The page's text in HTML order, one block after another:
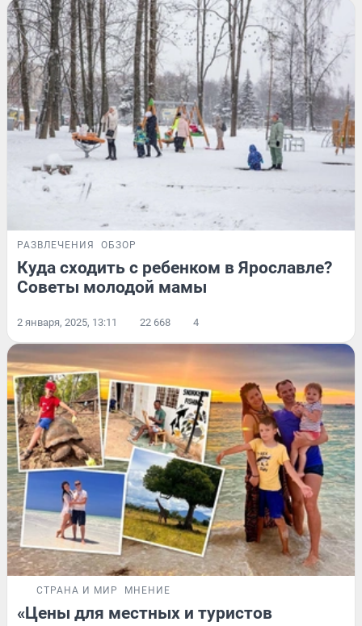
РАЗВЛЕЧЕНИЯ ОБЗОР
Куда сходить с ребенком в Ярославле?
Советы молодой мамы
2 января, 2025, 13:11 22 668 4
СТРАНА И МИР МНЕНИЕ
«Цены для местных и туристов